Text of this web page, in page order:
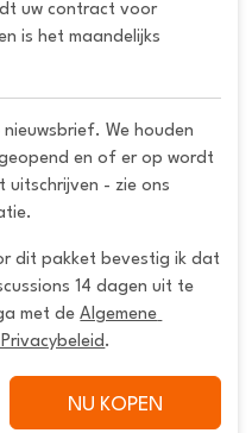
uw contract voor
is het maandelijks
We houden
en of er op wordt
uitschrijven - zie ons
dit pakket bevestig ik dat
14 dagen uit te
met de Algemene
Privacybeleid .
NU KOPEN